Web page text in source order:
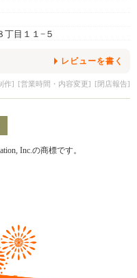
丁目１１−５
レビューを書く
作] [営業時間・内容変更] [閉店報告]
Inc.の商標です。